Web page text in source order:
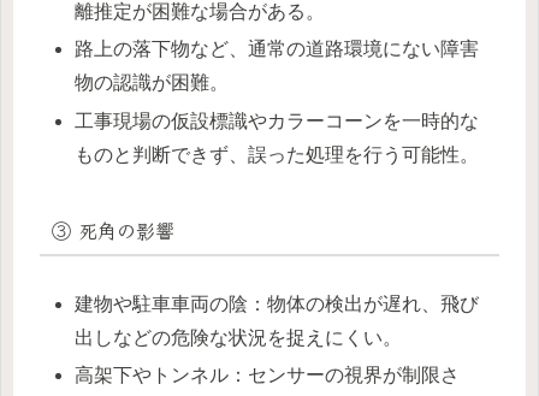
離推定が困難な場合がある。
路上の落下物など、通常の道路環境にない障害
物の認識が困難。
工事現場の仮設標識やカラーコーンを一時的な
ものと判断できず、誤った処理を行う可能性。
③ 死角の影響
建物や駐車車両の陰：物体の検出が遅れ、飛び
出しなどの危険な状況を捉えにくい。
高架下やトンネル：センサーの視界が制限さ